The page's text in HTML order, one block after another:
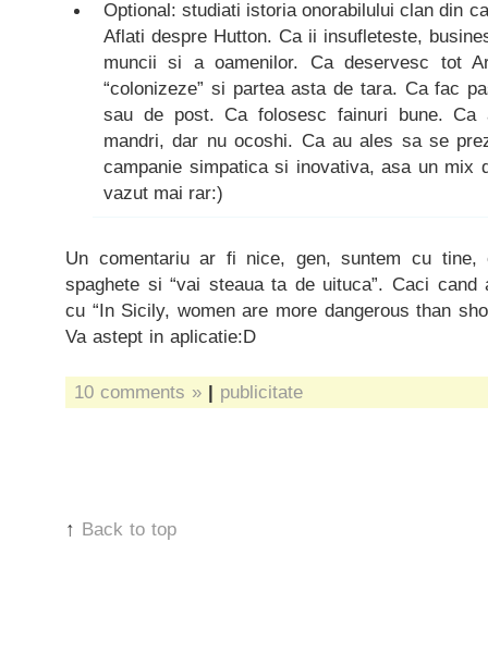
Optional: studiati istoria onorabilului clan din
Aflati despre Hutton. Ca ii insufleteste,
muncii si a oamenilor. Ca deservesc tot
“colonizeze” si partea asta de tara. Ca fac
sau de post. Ca folosesc fainuri bune. Ca
mandri, dar nu ocoshi. Ca au ales sa se
campanie simpatica si inovativa, asa un mix
vazut mai rar:)
Un comentariu ar fi nice, gen, suntem cu
spaghete si “vai steaua ta de uituca”. Caci
cu “In Sicily, women are more dangerous than
Va astept in aplicatie:D
10 comments » | publicitate
↑ Back to top